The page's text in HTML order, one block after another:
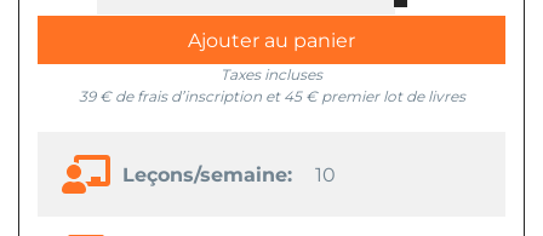
Ajouter au panier
Taxes incluses
39 € de frais d’inscription et 45 € premier lot de livres
Leçons/semaine: 10